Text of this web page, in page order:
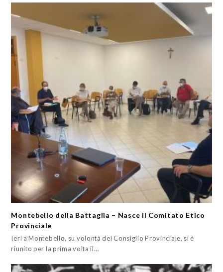
Montebello della Battaglia – Nasce il Comitato Etico
Provinciale
Ieri a Montebello, su volontà del Consiglio Provinciale, si è
riunito per la prima volta il…